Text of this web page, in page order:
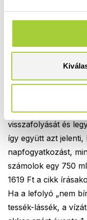
Megtakarítási
elhárítani,
„Mindenhol
Ez is megoldandó
arra, hogyminél
vizet, a lejtésük jó
rozsdásodjon, a
visszafolyását és
így együtt azt
napfogyatkozást,
számolok egy 750
1619 Ft a cikk
Ha a lefolyó „nem
tessék-lássék, a